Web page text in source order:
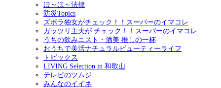
ほ～ほ～法律
防災Topics
ズボラ独女がチェック！！スーパーのイマコレ
ガッツリ主夫が チェック！！スーパーのイマコレ
うちの飲みニスト・酒美 推しの一杯
おうちで美活ナチュラルビューティーライフ
トピックス
LIVING Selection in 和歌山
テレビのツムジ
みんなのイイネ